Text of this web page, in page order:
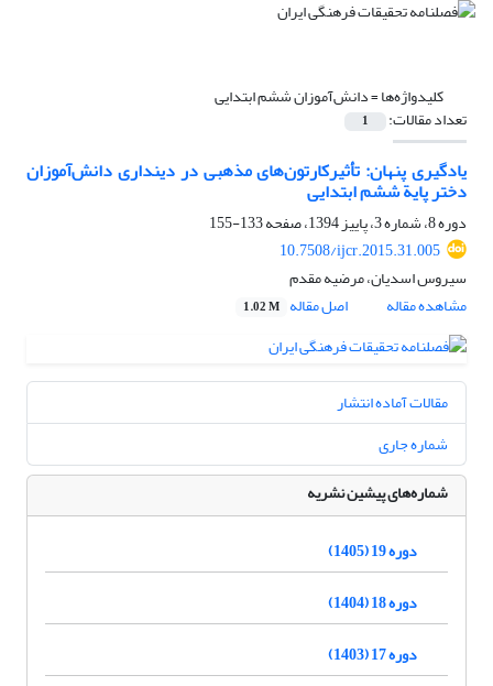
کلیدواژه‌ها =دانش‌آموزان ششم ابتدایی
تعداد مقالات: 1
یادگیری پنهان: تأثیرکارتون‌های مذهبی در دینداری دانش‌آموزان
دختر پایة ششم ابتدایی
دوره 8، شماره 3، پاییز 1394، صفحه
133-155
10.7508/ijcr.2015.31.005
سیروس اسدیان، مرضیه مقدم
مشاهده مقاله
اصل مقاله 1.02 M
مقالات آماده انتشار
شماره جاری
شماره‌های پیشین نشریه
دوره 19 (1405)
دوره 18 (1404)
دوره 17 (1403)